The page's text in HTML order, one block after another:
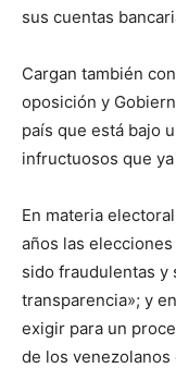
sus cuentas
Cargan también
oposición y
país que está bajo
infructuosos que
En materia
años las
sido fraudulentas y
transparencia»; y
exigir para un
de los venezolanos